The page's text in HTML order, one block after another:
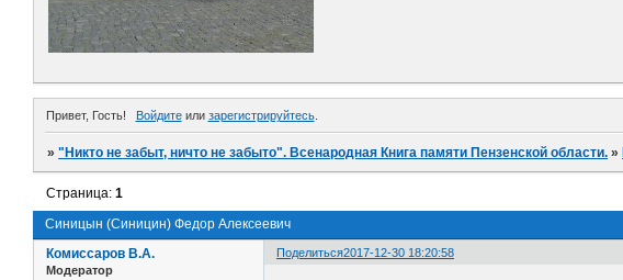
Привет, Гость! Войдитеили зарегистрируйтесь.
»"Никто не забыт, ничто не забыто". Всенародная Книга памяти Пензенской области. »
Синицын (Синицин) Федор Алексеевич
Страница:1
Поделиться2017-12-30 18:20:58
Комиссаров В.А.
Модератор